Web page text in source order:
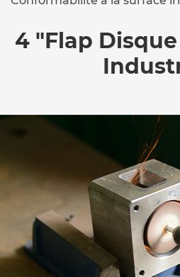
4 "Flap